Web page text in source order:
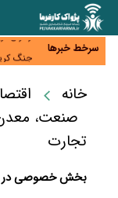
سرخط خبرها
بانک‌ها
میلیارد
شبکه
تأمین
جدید
خانه
صنعت،
تجارت
بخش خصوصی در